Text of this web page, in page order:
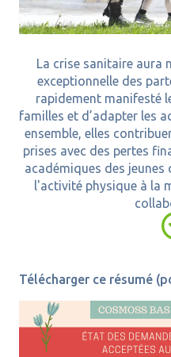
La crise sanitaire aura
exceptionnelle des
rapidement manifesté
familles et d’adapter les
ensemble, elles
prises avec des pertes
académiques des
l'activité physique à la
Télécharger ce résumé